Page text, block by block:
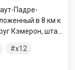
Падре-
в 8 км к
Кэмерон, штат
x12